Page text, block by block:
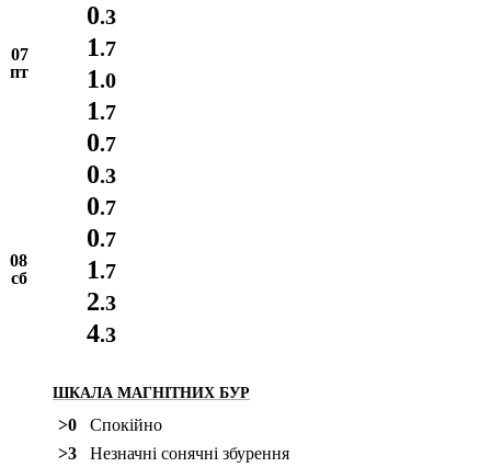
07
пт
0.3
1.7
1.0
1.7
0.7
0.3
08
сб
0.7
0.7
1.7
2.3
4.3
ШКАЛА МАГНІТНИХ БУР
>0
Спокійно
>3
Незначні сонячні збурення